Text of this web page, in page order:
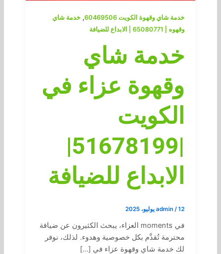
خدمة شاي وقهوة الكويت 60469506 ,خدمة شاي
وقهوه | 65080771 | الابداع للضيافة
خدمة شاي
وقهوة عزاء في
الكويت
|51678199|
الابداع للضيافة
admin /12 يوليو، 2025
في moments العزاء، يبحث الكثيرون عن ضيافة
محترمة تُقدَّم بكل خصوصية وهدوء. لذلك، نوفر
لك خدمة شاي وقهوة عزاء في […]